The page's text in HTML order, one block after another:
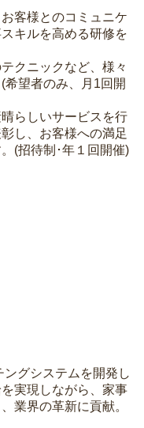
客様とのコミュニケ
キルを高める研修を
クニックなど、様々
希望者のみ、月1回開
らしいサービスを行
し、お客様への満足
(招待制･年１回開催)
グシステムを開発し
実現しながら、家事
業界の革新に貢献。